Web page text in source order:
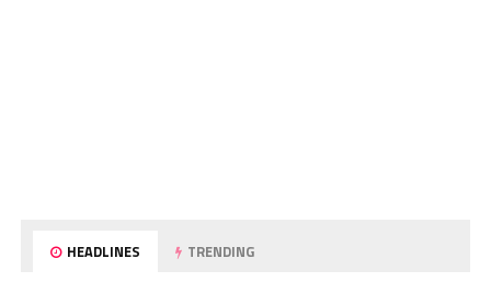
HEADLINES TRENDING